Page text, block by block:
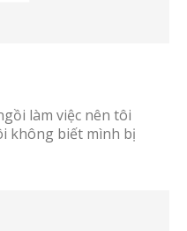
làm việc nên tôi
không biết mình bị